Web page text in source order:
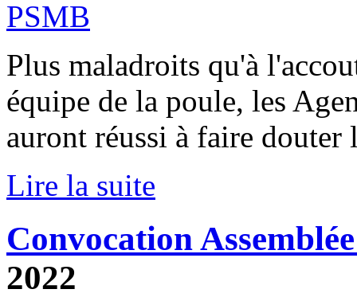
Plus maladroits qu'à
équipe de la poule, les
auront réussi à faire douter
Lire la suite
Convocation
2022